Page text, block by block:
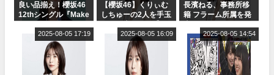
良い品揃え！櫻坂46
12thシングル『Make
ャルグッズ絶賛販売
【櫻坂46】くりぃむ
しちゅーの2人を手玉
りぃむナンタラ】
長濱ねる、事務所移
籍 フラーム所属を発
2025-08-05 17:19 2025-08-05 16:09 2025-08-05 14:54